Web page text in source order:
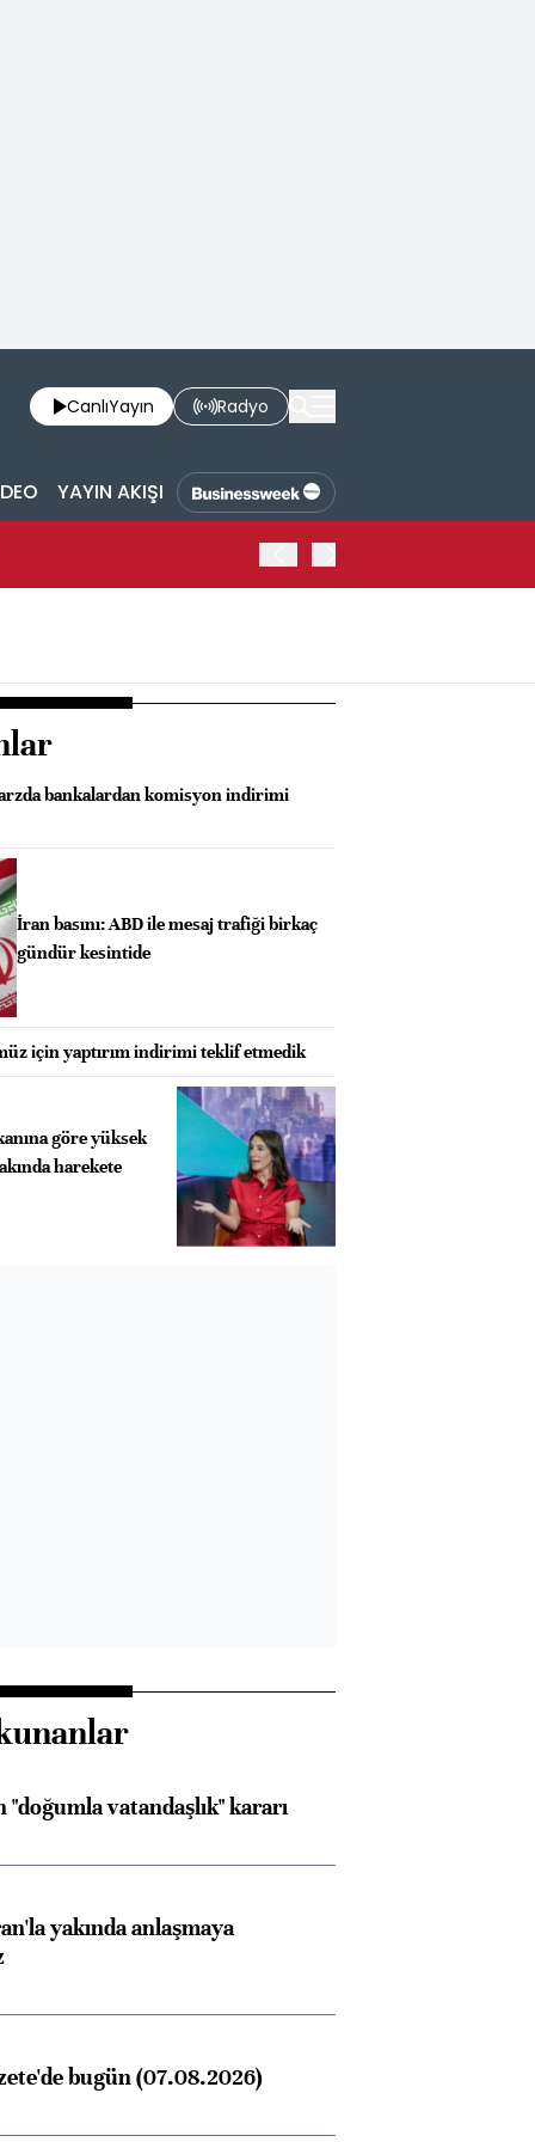
CanlıYayın Radyo
YAYIN AKIŞI
arzda bankalardan komisyon indirimi
İran basını: ABD ile mesaj trafiği birkaç
gündür kesintide
için yaptırım indirimi teklif etmedik
göre yüksek
harekete
vatandaşlık" kararı
yakında anlaşmaya
bugün (07.08.2026)